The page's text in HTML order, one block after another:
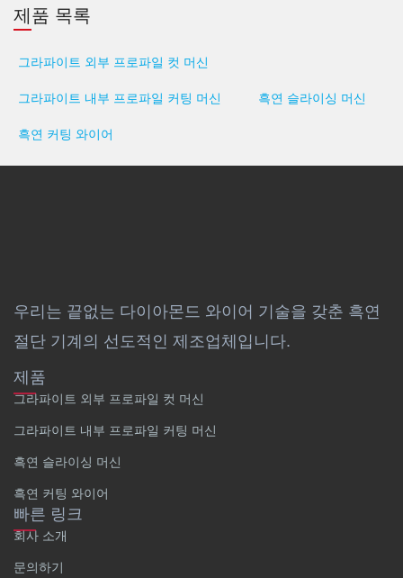
제품 목록
그라파이트 외부 프로파일 컷 머신
그라파이트 내부 프로파일 커팅 머신 흑연 슬라이싱 머신
흑연 커팅 와이어
우리는 끝없는 다이아몬드 와이어 기술을 갖춘 흑연
절단 기계의 선도적인 제조업체입니다.
제품
그라파이트 외부 프로파일 컷 머신
그라파이트 내부 프로파일 커팅 머신
흑연 슬라이싱 머신
흑연 커팅 와이어
빠른 링크
회사 소개
문의하기